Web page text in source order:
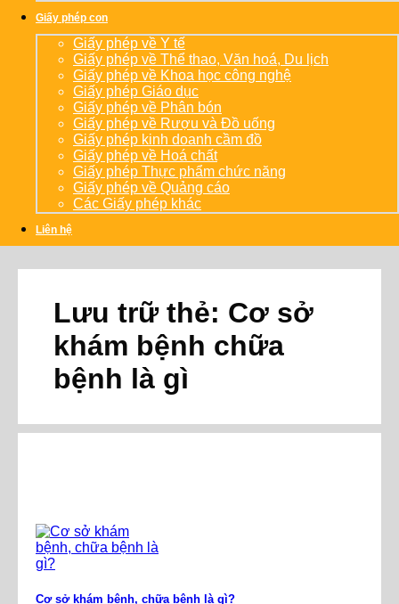
Giấy phép con
Giấy phép về Y tế
Giấy phép về Thể thao, Văn hoá, Du lịch
Giấy phép về Khoa học công nghệ
Giấy phép Giáo dục
Giấy phép về Phân bón
Giấy phép về Rượu và Đồ uống
Giấy phép kinh doanh cầm đồ
Giấy phép về Hoá chất
Giấy phép Thực phẩm chức năng
Giấy phép về Quảng cáo
Các Giấy phép khác
Liên hệ
Lưu trữ thẻ: Cơ sở
khám bệnh chữa
bệnh là gì
Cơ sở khám bệnh, chữa bệnh là gì?